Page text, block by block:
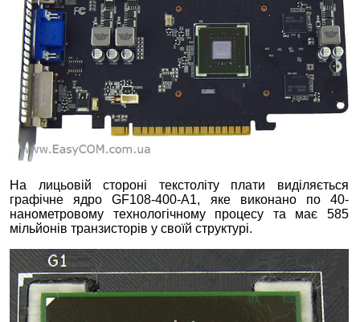
На лицьовій стороні текстоліту плати виділяється
графічне ядро GF108-400-A1, яке виконано по 40-
нанометровому технологічному процесу та має 585
мільйонів транзисторів у своїй структурі.